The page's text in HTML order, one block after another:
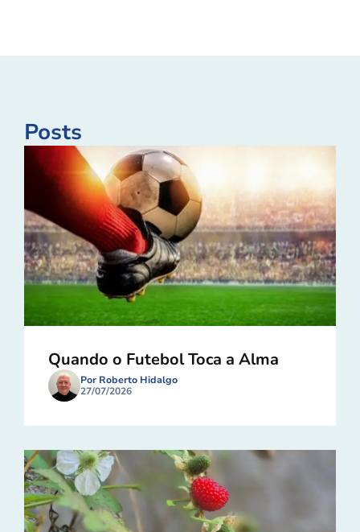
Posts
Quando o Futebol Toca a Alma
Por Roberto Hidalgo
27/07/2026